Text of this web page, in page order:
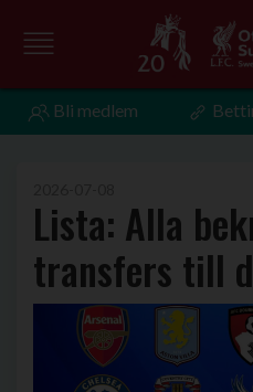
Bli medlem
Lista: Alla
transfers till